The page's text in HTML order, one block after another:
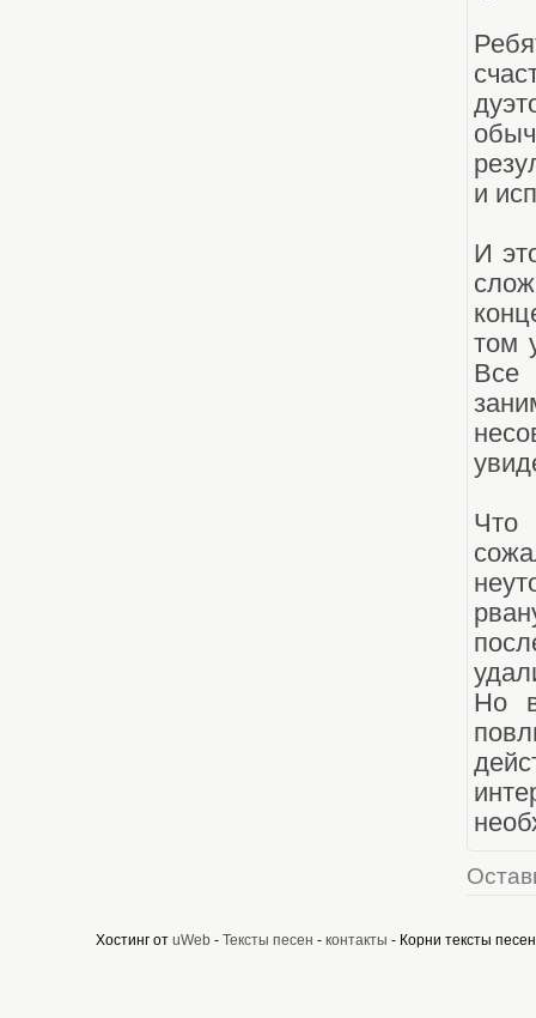
и
И
том
Все
Что
Но
Хостинг от uWeb - Тексты песен - контакты - Корни тексты песен